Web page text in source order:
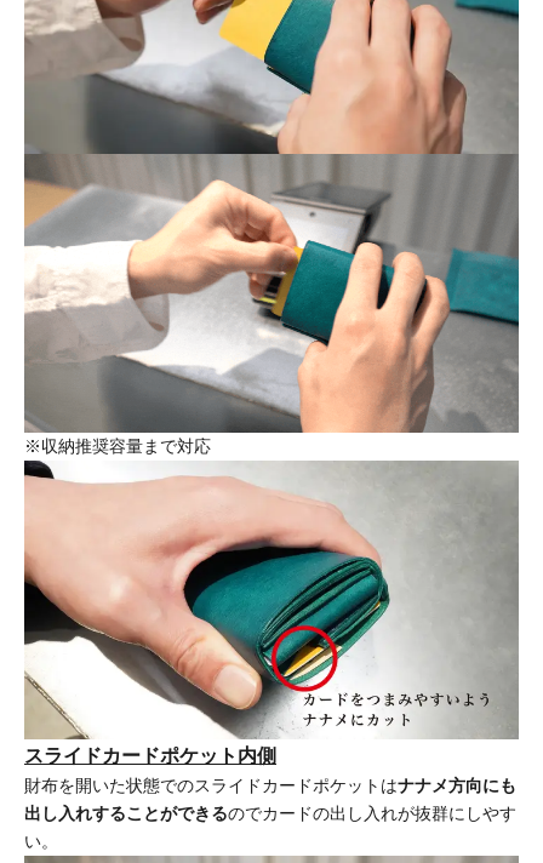
※収納推奨容量まで対応
スライドカードポケット内側
財布を開いた状態でのスライドカードポケットはナナメ方向にも
出し入れすることができるのでカードの出し入れが抜群にしやす
い。